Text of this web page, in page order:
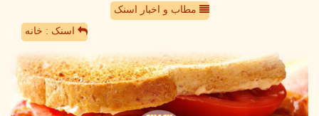
مطاب و اخبار اسنک
اسنک : خانه